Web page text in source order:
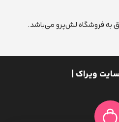
به فروشگاه لش‌پرو می‌باشد.
ویراک |